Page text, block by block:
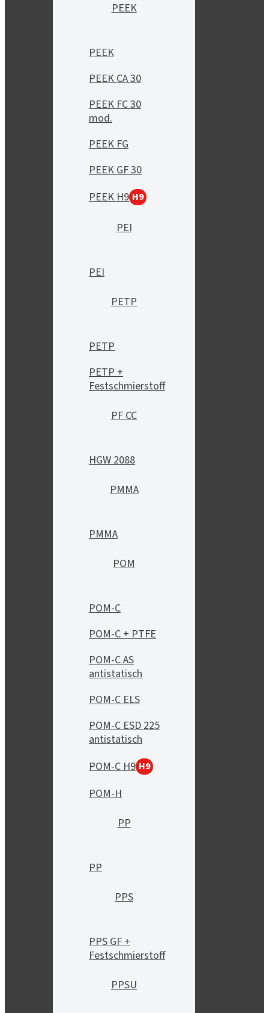
PEEK
PEEK
PEEK CA 30
PEEK FC 30
mod.
PEEK FG
PEEK GF 30
PEEK H9 H9
PEI
PEI
PETP
PETP
PETP +
Festschmierstoff
PF CC
HGW 2088
PMMA
PMMA
POM
POM-C
POM-C + PTFE
POM-C AS
antistatisch
POM-C ELS
POM-C ESD 225
antistatisch
POM-C H9 H9
POM-H
PP
PP
PPS
PPS GF +
Festschmierstoff
PPSU